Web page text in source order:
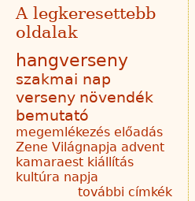
A legkeresettebb
oldalak
hangverseny
szakmai nap
verseny növendék
bemutató
megemlékezés előadás
Zene Világnapja advent
kamaraest kiállítás
kultúra napja
további címkék